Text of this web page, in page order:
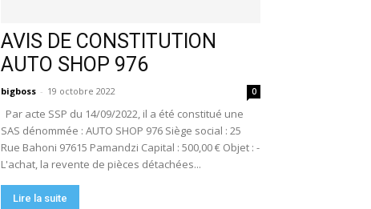
AVIS DE CONSTITUTION
AUTO SHOP 976
bigboss - 19 octobre 2022 0
Par acte SSP du 14/09/2022, il a été constitué une
SAS dénommée : AUTO SHOP 976 Siège social : 25
Rue Bahoni 97615 Pamandzi Capital : 500,00 € Objet : -
L'achat, la revente de pièces détachées...
Lire la suite